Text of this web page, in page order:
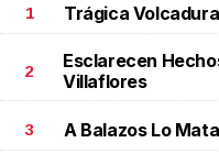
1 Trágica
2
Esclarecen
Villaflores
3 A Balazos Lo